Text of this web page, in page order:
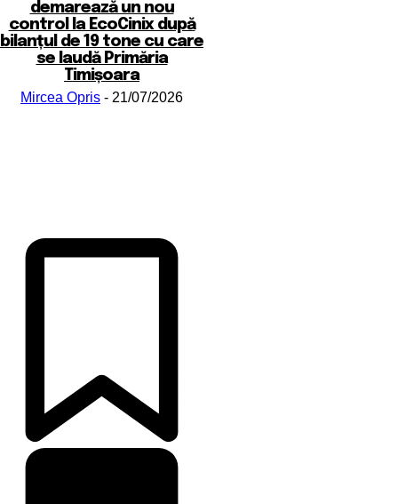
demarează un nou
control la EcoCinix după
bilanțul de 19 tone cu care
se laudă Primăria
Timișoara
Mircea Opris - 21/07/2026